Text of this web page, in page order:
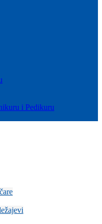
i Pedikuru